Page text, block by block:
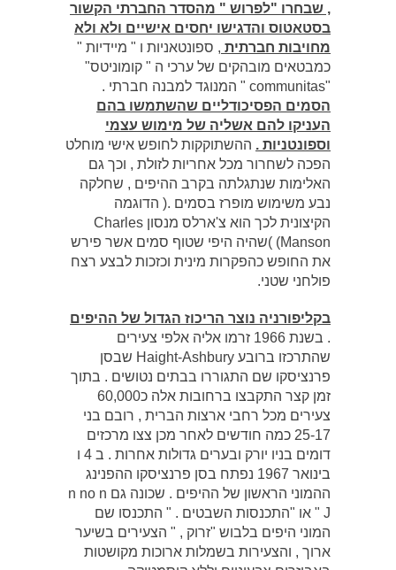
, שבחרו "לפרוש " מהסדר החברתי הקשור
בסטאטוס והדגישו יחסים אישיים ולא ולא
מחויבות חברתית , ספונטאניות ו " מיידיות "
כמבטאים מובהקים של ערכי ה " קומוניטס"
"communitas " המנוגד למבנה חברתי .
הסמים הפסיכודליים שהשתמשו בהם
העניקו להם אשליה של מימוש עצמי
וספונטניות . ההשתוקקות לחופש אישי מוחלט
הפכה לשחרור מכל אחריות לזולת , וכך גם
האלימות שנתגלתה בקרב ההיפים , שחלקה
נבע משימוש מופרז בסמים .( הדוגמה
הקיצונית לכך הוא צ'ארלס מנסון Charles
Manson) )שהיה היפי שטוף סמים אשר פירש
את החופש כהפקרות מינית וכזכות לבצע רצח
פולחני שטני.
בקליפורניה נוצר הריכוז הגדול של ההיפים
. בשנת 1966 זרמו אליה אלפי צעירים
שהתרכזו ברובע Haight-Ashbury שבסן
פרנציסקו שם התגוררו בבתים נטושים . בתוך
זמן קצר התקבצו ברחובות אלה כ60,000
צעירים מכל רחבי ארצות הברית , רובם בני
25-17 כמה חודשים לאחר מכן צצו מרכזים
דומים בניו יורק ובערים גדולות אחרות . ב 4 ו
בינואר 1967 נפתח בסן פרנציסקו ההפנינג
ההמוני הראשון של ההיפים . שכונה גם n no n
" J או "התכנסות השבטים . " התכנסו שם
המוני היפים בלבוש "זרוק , " הצעירים בשיער
ארוך , והצעירות בשמלות ארוכות מקושטות